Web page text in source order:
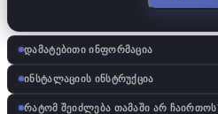
დამატებითი ინფორმაცია
ინსტალაციის ინსტრუქცია
რატომ შეიძლება თამაში არ